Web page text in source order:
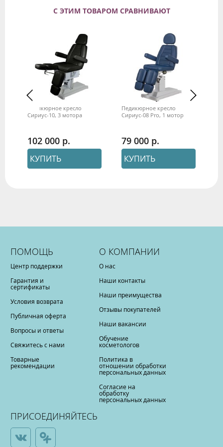
С ЭТИМ ТОВАРОМ СРАВНИВАЮТ
Педикюрное кресло
Сириус-10, 3 мотора
102 000
КУПИТЬ
Педикюрное кресло
Сириус-08 Pro, 1 мотор
79 000
КУПИТЬ
ПОМОЩЬ
Центр поддержки
Гарантия и
сертификаты
Условия возврата
Публичная оферта
Вопросы и ответы
Свяжитесь с нами
Товарные
рекомендации
О КОМПАНИИ
О нас
Наши контакты
Наши преимущества
Отзывы покупателей
Наши вакансии
Обучение
косметологов
Политика в
отношении обработки
персональных данных
Согласие на
обработку
персональных данных
ПРИСОЕДИНЯЙТЕСЬ